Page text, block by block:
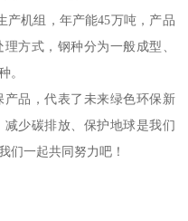
产机组，年产能45万吨，产品
方式，钢种分为一般成型、
。
品，代表了未来绿色环保新
少碳排放、保护地球是我们
们一起共同努力吧！